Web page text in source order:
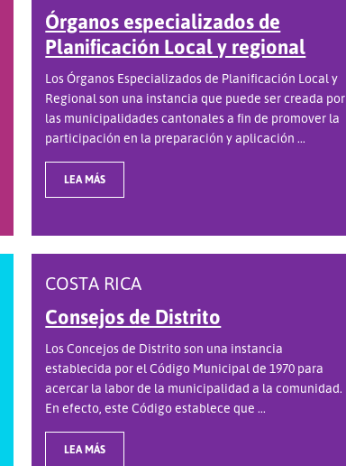
Órganos especializados de
Planificación Local y regional
Los Órganos Especializados de Planificación Local y
Regional son una instancia que puede ser creada por
las municipalidades cantonales a fin de promover la
participación en la preparación y aplicación ...
LEA MÁS
COSTA RICA
Consejos de Distrito
Los Concejos de Distrito son una instancia
establecida por el Código Municipal de 1970 para
acercar la labor de la municipalidad a la comunidad.
En efecto, este Código establece que ...
LEA MÁS